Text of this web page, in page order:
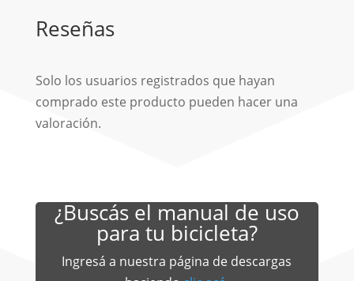
Reseñas
Solo los usuarios registrados que hayan
comprado este producto pueden hacer una
valoración.
¿Buscás el manual de uso
para tu bicicleta?
Ingresá a nuestra página de descargas